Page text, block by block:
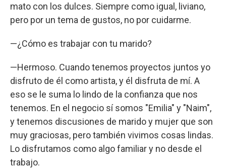
mato con los dulces. Siempre como igual, liviano,
pero por un tema de gustos, no por cuidarme.
—¿Cómo es trabajar con tu marido?
—Hermoso. Cuando tenemos proyectos juntos yo
disfruto de él como artista, y él disfruta de mí. A
eso se le suma lo lindo de la confianza que nos
tenemos. En el negocio sí somos "Emilia" y "Naim",
y tenemos discusiones de marido y mujer que son
muy graciosas, pero también vivimos cosas lindas.
Lo disfrutamos como algo familiar y no desde el
trabajo.